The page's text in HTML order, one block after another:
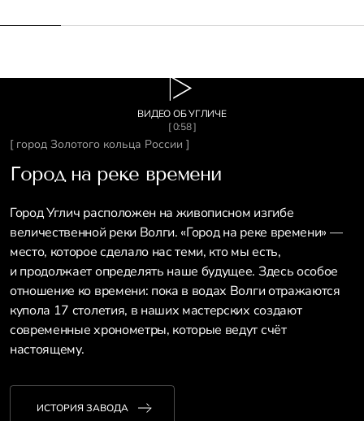
ВИДЕО ОБ УГЛИЧЕ
[ 0:58 ]
[ город Золотого кольца России ]
Город на реке времени
Город Углич расположен на живописном изгибе
величественной реки Волги. «Город на реке времени» —
место, которое сделало нас теми, кто мы есть,
и продолжает определять наше будущее. Здесь особое
отношение ко времени: пока в водах Волги отражаются
купола 17 столетия, в наших мастерских создают
современные хронометры, которые ведут счёт
настоящему.
ИСТОРИЯ ЗАВОДА